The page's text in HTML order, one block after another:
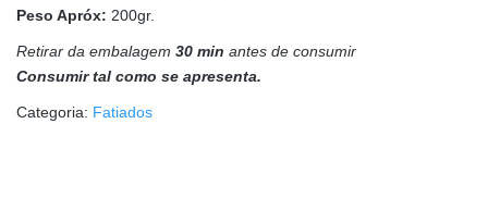
Peso Apróx: 200gr.
Retirar da embalagem 30 min antes de consumir
Consumir tal como se apresenta.
Categoria: Fatiados